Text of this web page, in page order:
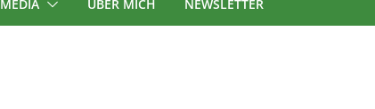
MEDIA ÜBER MICH NEWSLETTER